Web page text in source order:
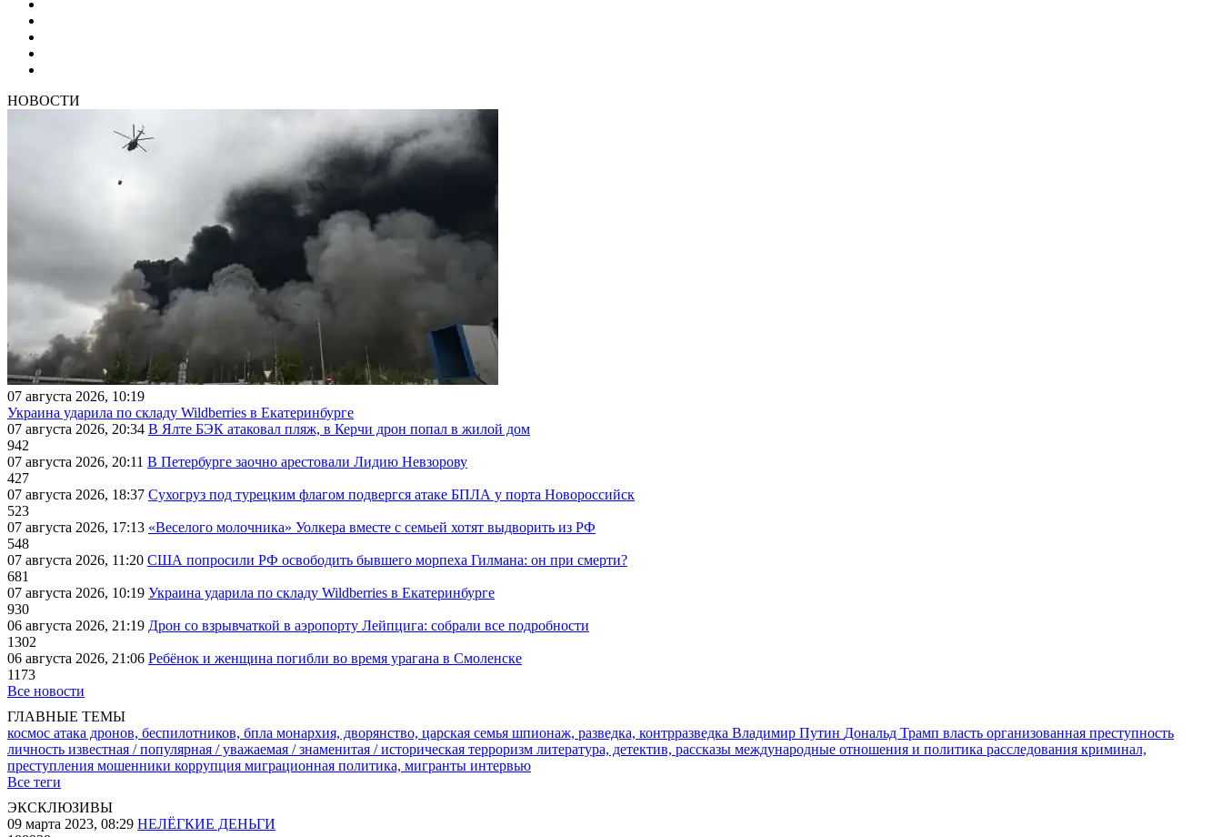
НОВОСТИ
07 августа 2026, 10:19
Украина ударила по складу Wildberries в Екатеринбурге
07 августа 2026, 20:34 В Ялте БЭК атаковал пляж, в Керчи дрон попал в жилой дом
942
07 августа 2026, 20:11 В Петербурге заочно арестовали Лидию Невзорову
427
07 августа 2026, 18:37 Сухогруз под турецким флагом подвергся атаке БПЛА у порта Новороссийск
523
07 августа 2026, 17:13 «Веселого молочника» Уолкера вместе с семьей хотят выдворить из РФ
548
07 августа 2026, 11:20 США попросили РФ освободить бывшего морпеха Гилмана: он при смерти?
681
07 августа 2026, 10:19 Украина ударила по складу Wildberries в Екатеринбурге
930
06 августа 2026, 21:19 Дрон со взрывчаткой в аэропорту Лейпцига: собрали все подробности
1302
06 августа 2026, 21:06 Ребёнок и женщина погибли во время урагана в Смоленске
1173
Все новости
ГЛАВНЫЕ ТЕМЫ
космос атака дронов, беспилотников, бпла монархия, дворянство, царская семья шпионаж, разведка, контрразведка Владимир Путин Дональд Трамп власть организованная преступность
личность известная / популярная / уважаемая / знаменитая / историческая терроризм литература, детектив, рассказы международные отношения и политика расследования криминал,
преступления мошенники коррупция миграционная политика, мигранты интервью
Все теги
ЭКСКЛЮЗИВЫ
09 марта 2023, 08:29 НЕЛЁГКИЕ ДЕНЬГИ